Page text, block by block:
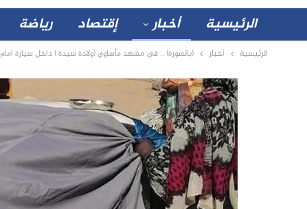
الرئيسية أخبار إقتصاد رياضة
الرئيسية أخبار (بالصورة) .. في مشهد مأساوي (ولادة سيدة ) داخل سيارة